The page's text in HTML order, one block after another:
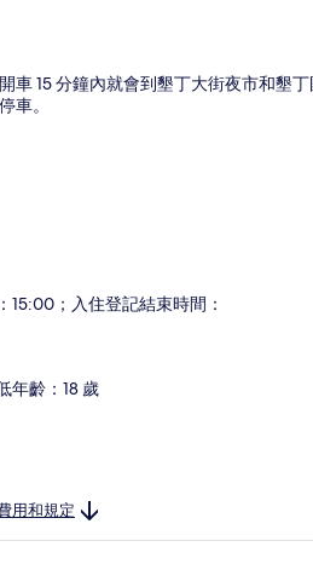
車 15 分鐘內就會到墾丁大街夜市和墾
車。
15:00；入住登記結束時間：
年齡：18 歲
用和規定